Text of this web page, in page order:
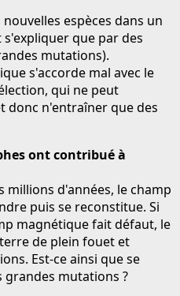
espèces dans un
que par des
mutations).
s'accorde mal avec le
qui ne peut
donc n'entraîner que des
ont contribué à
millions d'années, le champ
puis se reconstitue. Si
magnétique fait défaut, le
de plein fouet et
Est-ce ainsi que se
grandes mutations ?